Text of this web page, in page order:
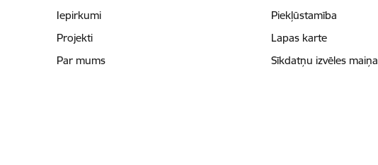
Iepirkumi
Projekti
Par mums
Piekļūstamība
Lapas karte
Sīkdatņu izvēles maiņa